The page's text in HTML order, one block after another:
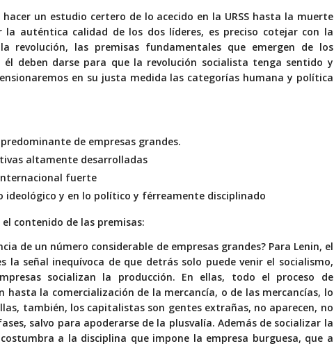
un estudio certero de lo acecido en la URSS hasta la muerte
la auténtica calidad de los dos líderes, es preciso cotejar con la
revolución, las premisas fundamentales que emergen de los
él deben darse para que la revolución socialista tenga sentido y
en su justa medida las categorías humana y política
de empresas grandes.
altamente desarrolladas
fuerte
ideológico y en lo político y férreamente disciplinado
contenido de las premisas:
de un número considerable de empresas grandes? Para Lenin, el
la señal inequívoca de que detrás solo puede venir el socialismo,
socializan la producción. En ellas, todo el proceso de
hasta la comercialización de la mercancía, o de las mercancías, lo
también, los capitalistas son gentes extrañas, no aparecen, no
salvo para apoderarse de la plusvalía. Además de socializar la
a la disciplina que impone la empresa burguesa, que a